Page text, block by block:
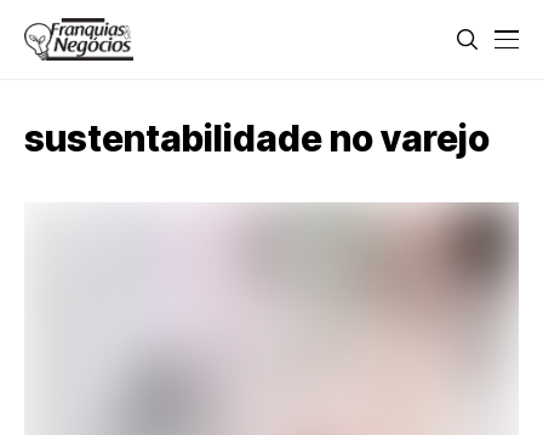
sustentabilidade no varejo